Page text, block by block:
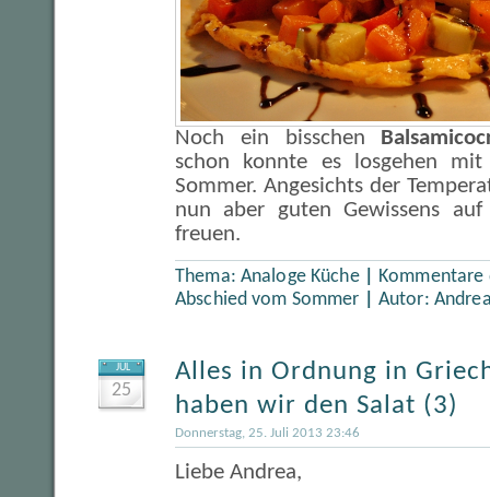
Noch ein bisschen
schon konnte es losgehen
Sommer. Angesichts der
nun aber guten Gewissens
freuen.
Thema: Analoge Küche
Abschied vom Sommer
Autor:
JUL
25
Alles in Ordnung in
haben wir den Salat (3)
Donnerstag, 25. Juli 2013 23:46
Liebe Andrea,